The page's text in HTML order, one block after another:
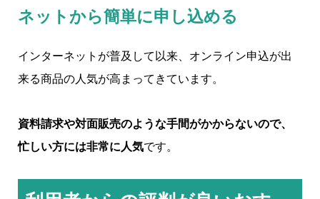
ネットから簡単に申し込める
インターネットが普及して以来、オンライン申込が出
来る商品の人気が高まってきています。
資料請求や対面販売のような手間がかからないので、
忙しい方には非常に人気です。